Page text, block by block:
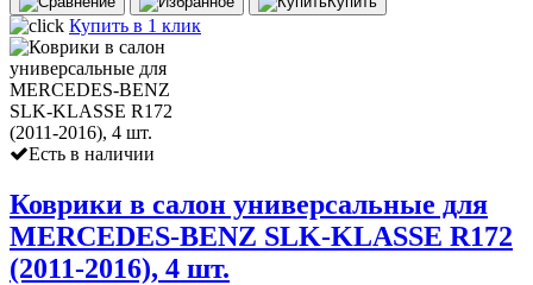
Купить в 1 клик
Есть в наличии
Коврики в салон универсальные для
MERCEDES-BENZ SLK-KLASSE R172
(2011-2016), 4 шт.